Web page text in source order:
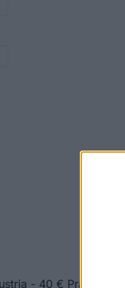
- 40 € Prämie für